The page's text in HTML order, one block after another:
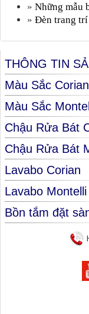
» Những mẫu
» Đèn trang trí
THÔNG TIN
Màu Sắc Corian
Màu Sắc
Chậu Rửa Bát
Chậu Rửa Bát
Lavabo Corian
Lavabo Montelli
Bồn tắm đặt